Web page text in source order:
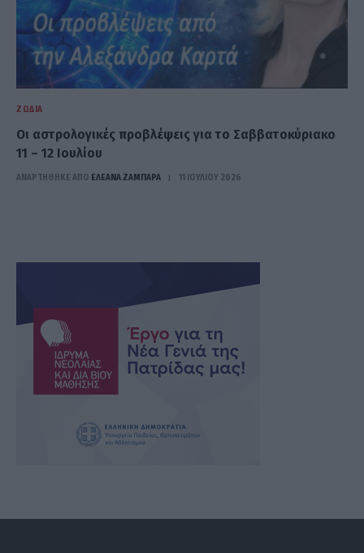
ΖΏΔΙΑ
Οι αστρολογικές προβλέψεις για το Σαββατοκύριακο
11 – 12 Ιουλίου
ΑΝΑΡΤΗΘΗΚΕ ΑΠΟ ΕΛΕΑΝΑ ΖΑΜΠΑΡΑ 11 ΙΟΥΛΊΟΥ 2026